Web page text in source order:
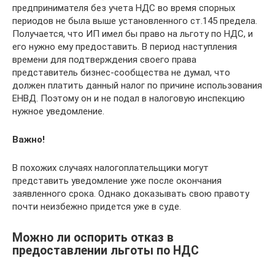
предпринимателя без учета НДС во время спорных
периодов не была выше установленного ст.145 предела.
Получается, что ИП имел бы право на льготу по НДС, и
его нужно ему предоставить. В период наступления
времени для подтверждения своего права
представитель бизнес-сообщества не думал, что
должен платить данный налог по причине использования
ЕНВД. Поэтому он и не подал в налоговую инспекцию
нужное уведомление.
Важно!
В похожих случаях налогоплательщики могут
представить уведомление уже после окончания
заявленного срока. Однако доказывать свою правоту
почти неизбежно придется уже в суде.
Можно ли оспорить отказ в
предоставлении льготы по НДС